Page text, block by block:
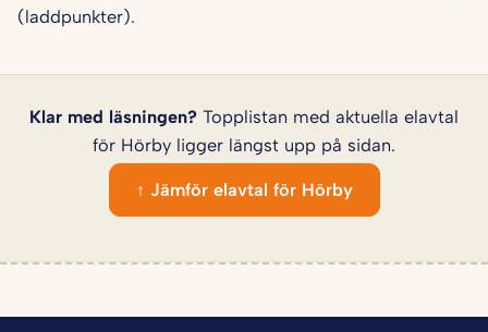
(laddpunkter).
Klar med läsningen? Topplistan med aktuella elavtal
för Hörby ligger längst upp på sidan.
↑ Jämför elavtal för Hörby